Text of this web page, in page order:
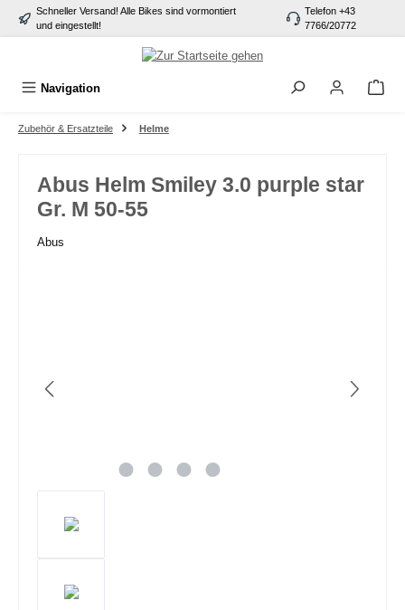
springen
Schneller Versand! Alle Bikes sind vormontiert
und eingestellt!
Telefon +43
7766/20772
Navigation
Zubehör & Ersatzteile Helme
Abus Helm Smiley 3.0 purple star
Gr. M 50-55
Abus